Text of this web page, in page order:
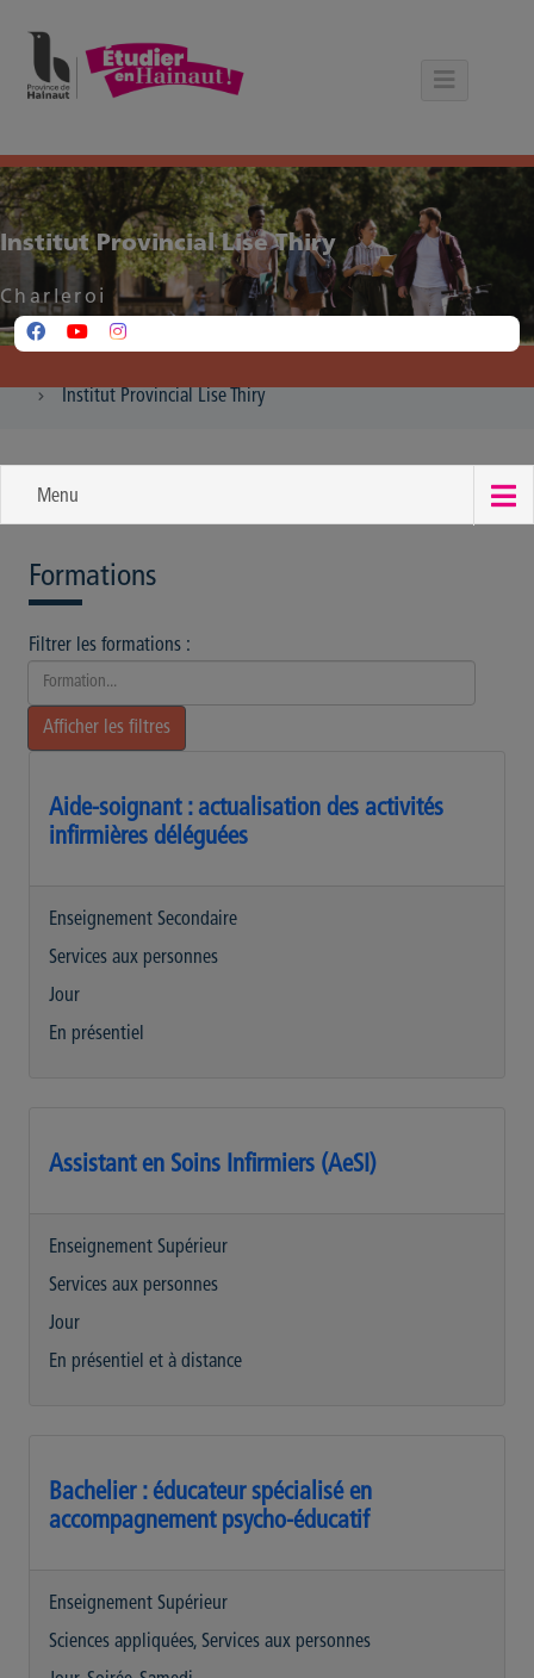
Institut Provincial Lise Thiry
Charleroi
Institut Provincial Lise Thiry
Menu
Formations
Filtrer les formations :
Rechercher une formation
Afficher les filtres
Aide-soignant : actualisation des activités
infirmières déléguées
Enseignement Secondaire
Services aux personnes
Jour
En présentiel
Assistant en Soins Infirmiers (AeSI)
Enseignement Supérieur
Services aux personnes
Jour
En présentiel et à distance
Bachelier : éducateur spécialisé en
accompagnement psycho-éducatif
Enseignement Supérieur
Sciences appliquées, Services aux personnes